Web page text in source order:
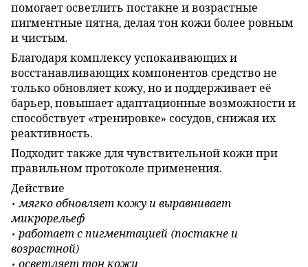
помогает осветлить постакне и возрастные
пигментные пятна, делая тон кожи более ровным
и чистым.
Благодаря комплексу успокаивающих и
восстанавливающих компонентов средство не
только обновляет кожу, но и поддерживает её
барьер, повышает адаптационные возможности и
способствует «тренировке» сосудов, снижая их
реактивность.
Подходит также для чувствительной кожи при
правильном протоколе применения.
Действие
• мягко обновляет кожу и выравнивает
микрорельеф
• работает с пигментацией (постакне и
возрастной)
• осветляет тон кожи